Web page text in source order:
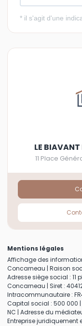
LE
11 Place
Mentions légales
Affichage des
Concarneau | Raison
Adresse siège social : 11
Concarneau | Siret :
Intracommunautaire :
Capital social : 500 000 |
NC | Adresse du
Entreprise